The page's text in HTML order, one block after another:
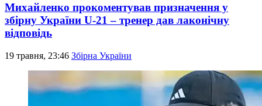
Михайленко прокоментував призначення у
збірну України U-21 – тренер дав лаконічну
відповідь
19 травня, 23:46 Збірна України